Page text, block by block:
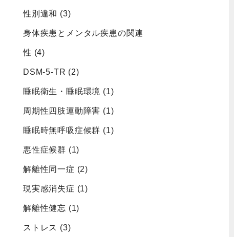
性別違和 (3)
身体疾患とメンタル疾患の関連
性 (4)
DSM-5-TR (2)
睡眠衛生・睡眠環境 (1)
周期性四肢運動障害 (1)
睡眠時無呼吸症候群 (1)
悪性症候群 (1)
解離性同一症 (2)
現実感消失症 (1)
解離性健忘 (1)
ストレス (3)